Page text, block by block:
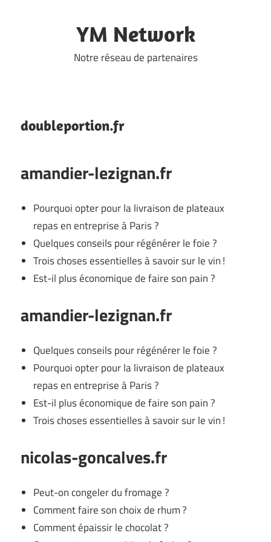
YM Network
Notre réseau de partenaires
doubleportion.fr
amandier-lezignan.fr
Pourquoi opter pour la livraison de plateaux
repas en entreprise à Paris ?
Quelques conseils pour régénérer le foie ?
Trois choses essentielles à savoir sur le vin !
Est-il plus économique de faire son pain ?
amandier-lezignan.fr
Quelques conseils pour régénérer le foie ?
Pourquoi opter pour la livraison de plateaux
repas en entreprise à Paris ?
Est-il plus économique de faire son pain ?
Trois choses essentielles à savoir sur le vin !
nicolas-goncalves.fr
Peut-on congeler du fromage ?
Comment faire son choix de rhum ?
Comment épaissir le chocolat ?